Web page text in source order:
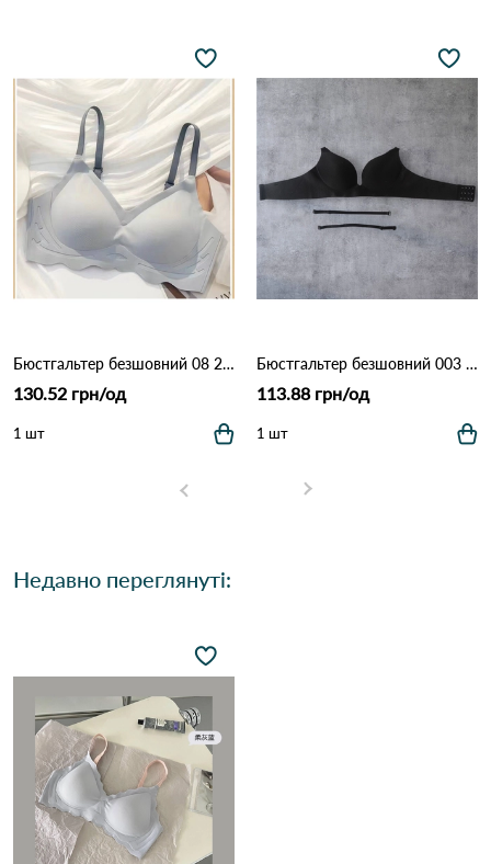
Бюстгальтер безшовний 08 2,4 Джинс
130.52 грн/од
1 шт
Бюстгальтер безшовний 003 9,2 Чорний
113.88 грн/од
1 шт
Недавно переглянуті: